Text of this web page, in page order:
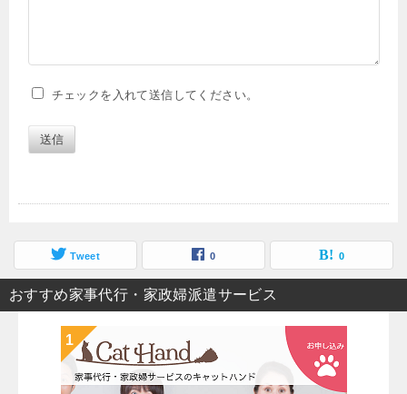
チェックを入れて送信してください。
送信
Tweet 0 0
おすすめ家事代行・家政婦派遣サービス